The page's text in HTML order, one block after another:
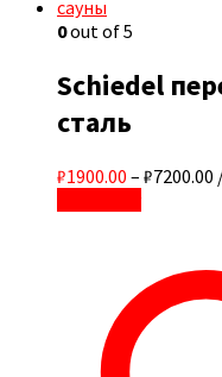
0out of 5
Schiedel
сталь
₽1900.00 – ₽7200.00